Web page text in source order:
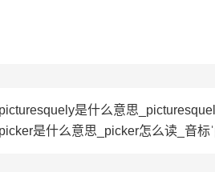
picturesquely是什么意思
picker是什么意思_picker怎么读_音标